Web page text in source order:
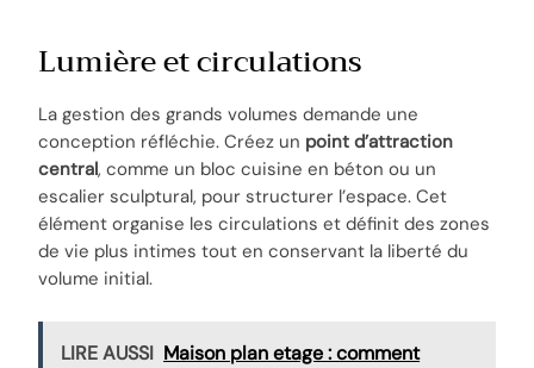
Lumière et circulations
La gestion des grands volumes demande une
conception réfléchie. Créez un point d’attraction
central, comme un bloc cuisine en béton ou un
escalier sculptural, pour structurer l’espace. Cet
élément organise les circulations et définit des zones
de vie plus intimes tout en conservant la liberté du
volume initial.
LIRE AUSSI Maison plan etage : comment